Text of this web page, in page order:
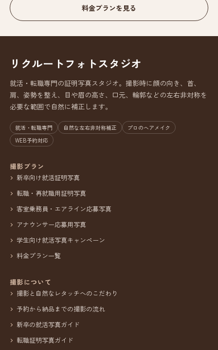
料金プランを見る
リクルートフォトスタジオ
就活・転職専門の証明写真スタジオ。撮影時に顔の向き、首、
肩、姿勢を整え、目や眉の高さ、口元、輪郭などの左右非対称を
必要な範囲で自然に補正します。
就活・転職専門 自然な左右非対称補正
プロのヘアメイク
WEB予約対応
撮影プラン
新卒向け就活証明写真
転職・再就職用証明写真
客室乗務員・エアライン応募写真
アナウンサー応募用写真
学生向け就活写真キャンペーン
料金プラン一覧
撮影について
撮影と自然なレタッチへのこだわり
予約から納品までの撮影の流れ
新卒の就活写真ガイド
転職証明写真ガイド